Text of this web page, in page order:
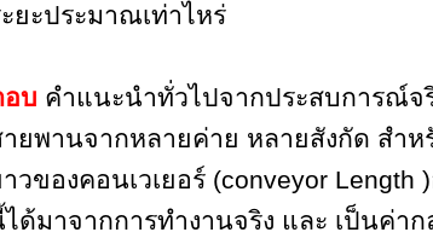
ยะประมาณเท่าไหร่
บ คำแนะนำทั่วไปจากประสบการณ์จ
ยพานจากหลายค่าย หลายสังกัด สำ
วของคอนเวเยอร์ (conveyor Length )
ด้มาจากการทำงานจริง และ เป็นค่